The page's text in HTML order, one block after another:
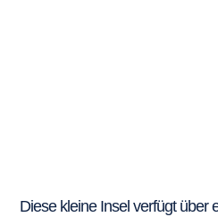
Diese kleine Insel verfügt über